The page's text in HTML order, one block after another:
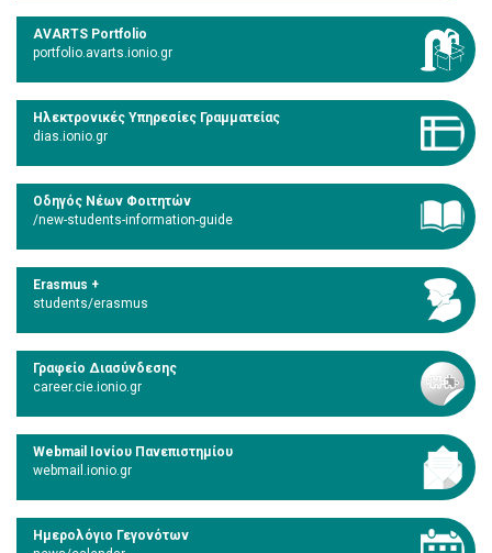
AVARTS Portfolio
portfolio.avarts.ionio.gr
Ηλεκτρονικές Υπηρεσίες Γραμματείας
dias.ionio.gr
Οδηγός Νέων Φοιτητών
/new-students-information-guide
Erasmus +
students/erasmus
Γραφείο Διασύνδεσης
career.cie.ionio.gr
Webmail Ιονίου Πανεπιστημίου
webmail.ionio.gr
Ημερολόγιο Γεγονότων